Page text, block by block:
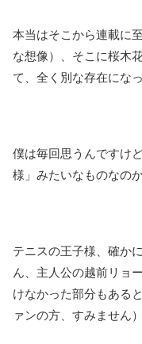
本当はそこから連載に
な想像）、そこに桜木
て、全く別な存在になっ
僕は毎回思うんですけ
様」みたいなものなの
テニスの王子様、確か
ん、主人公の越前リョ
けなかった部分もある
ァンの方、すみません）